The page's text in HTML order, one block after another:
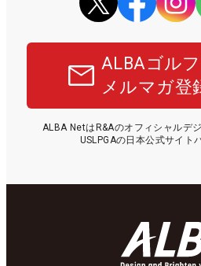
ALBAゴル
メルマガ登
ALBA NetはR&Aのオフィシャルデ
USLPGAの日本公式サイト